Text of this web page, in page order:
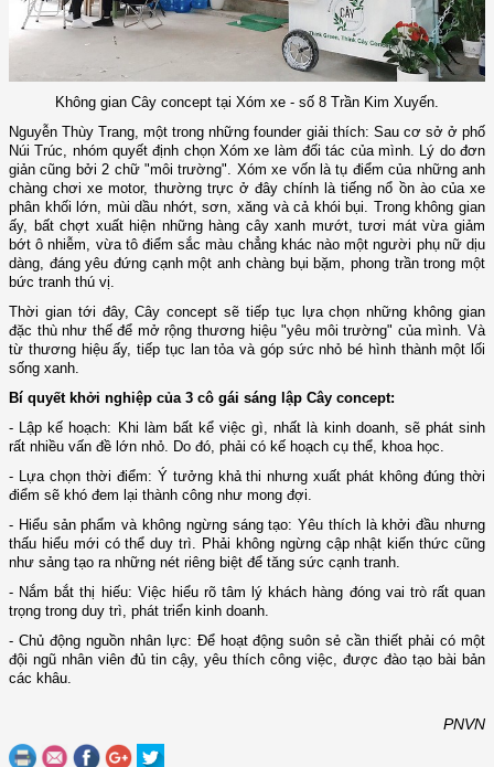
Không gian Cây concept tại Xóm xe - số 8 Trần Kim Xuyến.
Nguyễn Thùy Trang, một trong những founder giải thích: Sau cơ sở ở phố
Núi Trúc, nhóm quyết định chọn Xóm xe làm đối tác của mình. Lý do đơn
giản cũng bởi 2 chữ "môi trường". Xóm xe vốn là tụ điểm của những anh
chàng chơi xe motor, thường trực ở đây chính là tiếng nổ ồn ào của xe
phân khối lớn, mùi dầu nhớt, sơn, xăng và cả khói bụi. Trong không gian
ấy, bất chợt xuất hiện những hàng cây xanh mướt, tươi mát vừa giảm
bớt ô nhiễm, vừa tô điểm sắc màu chẳng khác nào một người phụ nữ dịu
dàng, đáng yêu đứng cạnh một anh chàng bụi bặm, phong trần trong một
bức tranh thú vị.
Thời gian tới đây, Cây concept sẽ tiếp tục lựa chọn những không gian
đặc thù như thế để mở rộng thương hiệu "yêu môi trường" của mình. Và
từ thương hiệu ấy, tiếp tục lan tỏa và góp sức nhỏ bé hình thành một lối
sống xanh.
Bí quyết khởi nghiệp của 3 cô gái sáng lập Cây concept:
- Lập kế hoạch: Khi làm bất kể việc gì, nhất là kinh doanh, sẽ phát sinh
rất nhiều vấn đề lớn nhỏ. Do đó, phải có kế hoạch cụ thể, khoa học.
- Lựa chọn thời điểm: Ý tưởng khả thi nhưng xuất phát không đúng thời
điểm sẽ khó đem lại thành công như mong đợi.
- Hiểu sản phẩm và không ngừng sáng tạo: Yêu thích là khởi đầu nhưng
thấu hiểu mới có thể duy trì. Phải không ngừng cập nhật kiến thức cũng
như sảng tạo ra những nét riêng biệt để tăng sức cạnh tranh.
- Nắm bắt thị hiếu: Việc hiểu rõ tâm lý khách hàng đóng vai trò rất quan
trọng trong duy trì, phát triển kinh doanh.
- Chủ động nguồn nhân lực: Để hoạt động suôn sẻ cần thiết phải có một
đội ngũ nhân viên đủ tin cậy, yêu thích công việc, được đào tạo bài bản
các khâu.
PNVN